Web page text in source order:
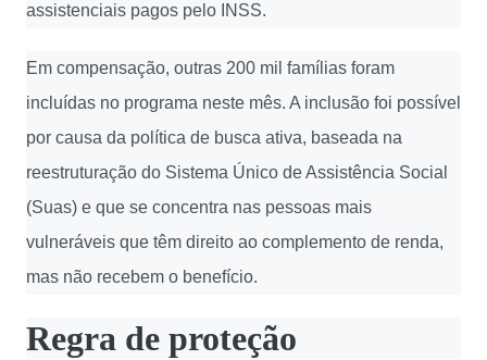
assistenciais pagos pelo INSS.
Em compensação, outras 200 mil famílias foram
incluídas no programa neste mês. A inclusão foi possível
por causa da política de busca ativa, baseada na
reestruturação do Sistema Único de Assistência Social
(Suas) e que se concentra nas pessoas mais
vulneráveis que têm direito ao complemento de renda,
mas não recebem o benefício.
Regra de proteção